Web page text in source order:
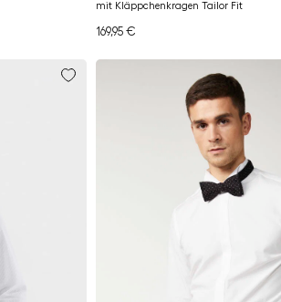
mit Kläppchenkragen Tailor Fit
169,95 €